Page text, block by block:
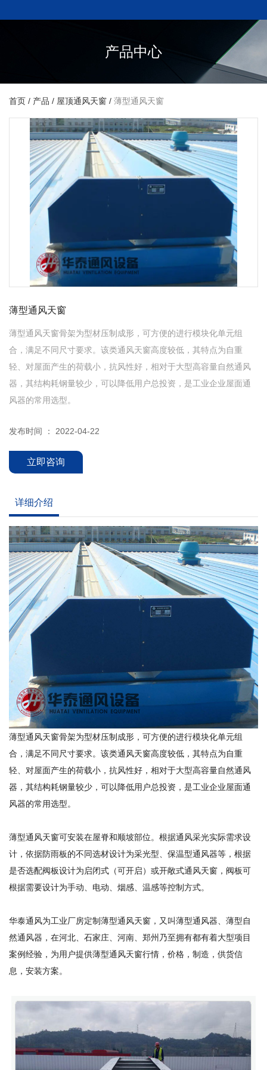
产品中心
首页 / 产品 / 屋顶通风天窗 / 薄型通风天窗
薄型通风天窗
薄型通风天窗骨架为型材压制成形，可方便的进行模块化单元组
合，满足不同尺寸要求。该类通风天窗高度较低，其特点为自重
轻、对屋面产生的荷载小，抗风性好，相对于大型高容量自然通风
器，其结构耗钢量较少，可以降低用户总投资，是工业企业屋面通
风器的常用选型。
发布时间 ： 2022-04-22
立即咨询
详细介绍
薄型通风天窗骨架为型材压制成形，可方便的进行模块化单元组
合，满足不同尺寸要求。该类通风天窗高度较低，其特点为自重
轻、对屋面产生的荷载小，抗风性好，相对于大型高容量自然通风
器，其结构耗钢量较少，可以降低用户总投资，是工业企业屋面通
风器的常用选型。
薄型通风天窗可安装在屋脊和顺坡部位。根据通风采光实际需求设
计，依据防雨板的不同选材设计为采光型、保温型通风器等，根据
是否选配阀板设计为启闭式（可开启）或开敞式通风天窗，阀板可
根据需要设计为手动、电动、烟感、温感等控制方式。
华泰通风为工业厂房定制薄型通风天窗，又叫薄型通风器、薄型自
然通风器，在河北、石家庄、河南、郑州乃至拥有都有着大型项目
案例经验，为用户提供薄型通风天窗行情，价格，制造，供货信
息，安装方案。